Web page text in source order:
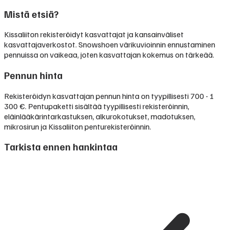
Mistä etsiä?
Kissaliiton rekisteröidyt kasvattajat ja kansainväliset
kasvattajaverkostot. Snowshoen värikuvioinnin ennustaminen
pennuissa on vaikeaa, joten kasvattajan kokemus on tärkeää.
Pennun hinta
Rekisteröidyn kasvattajan pennun hinta on tyypillisesti700 - 1
300 €. Pentupaketti sisältää tyypillisesti rekisteröinnin,
eläinlääkärintarkastuksen, alkurokotukset, madotuksen,
mikrosirun ja Kissaliiton penturekisteröinnin.
Tarkista ennen hankintaa